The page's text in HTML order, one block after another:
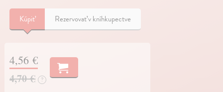
Kúpiť Rezervovať v kníhkupectve
4,56 €
4,70 € ?